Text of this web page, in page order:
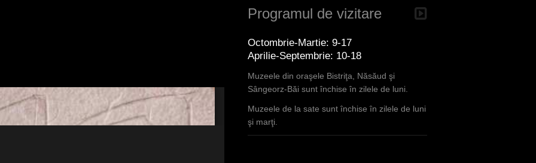
Programul de vizitare
Octombrie-Martie: 9-17
Aprilie-Septembrie: 10-18
Muzeele din oraşele Bistriţa, Năsăud şi
Sângeorz-Băi sunt închise în zilele de luni.
Muzeele de la sate sunt închise în zilele de luni
şi marţi.